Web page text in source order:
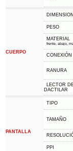
CUERPO
PESO
MATERIAL
frente, abajo,
CONEXIÓN
RANURA
LECTOR
DACTILAR
PANTALLA
TIPO
TAMAÑO
PPI